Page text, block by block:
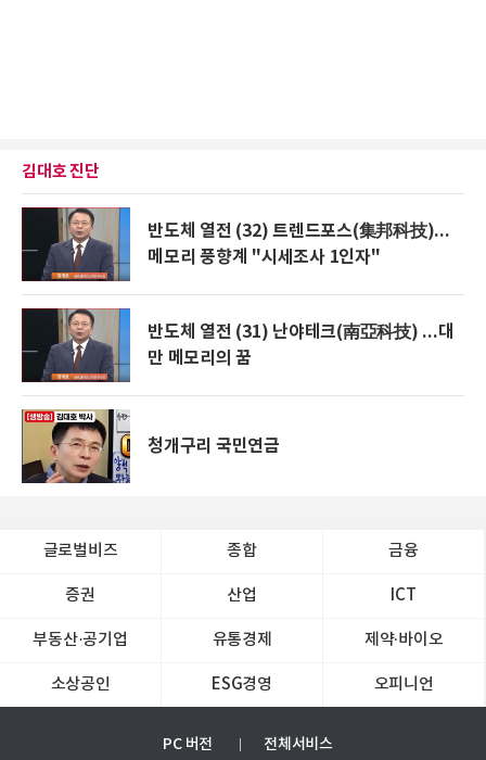
김대호 진단
반도체 열전 (32) 트렌드포스(集邦科技)...
메모리 풍향계 "시세조사 1인자"
반도체 열전 (31) 난야테크(南亞科技) ...대
만 메모리의 꿈
청개구리 국민연금
글로벌비즈 종합 금융
증권 산업 ICT
부동산·공기업 유통경제 제약∙바이오
소상공인 ESG경영 오피니언
PC 버전 전체서비스